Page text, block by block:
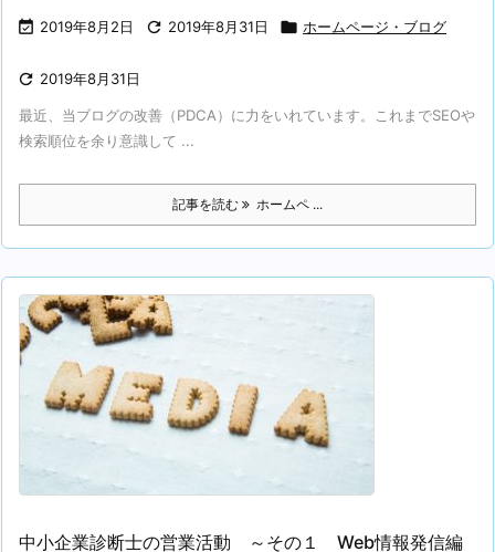
 2019年8月2日  2019年8月31日  ホームページ・ブログ
 2019年8月31日
最近、当ブログの改善（PDCA）に力をいれています。これまでSEOや
検索順位を余り意識して ...
記事を読む ホームペ ...
中小企業診断士の営業活動 ～その１ Web情報発信編